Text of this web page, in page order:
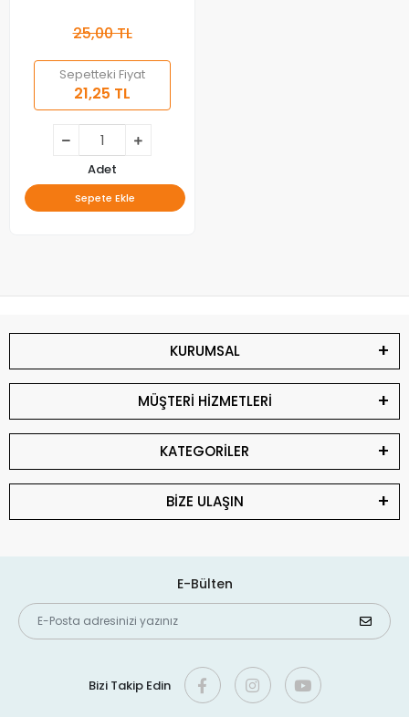
25,00 TL
Sepetteki Fiyat
21,25 TL
Adet
Sepete Ekle
KURUMSAL
MÜŞTERİ HİZMETLERİ
KATEGORİLER
BİZE ULAŞIN
E-Bülten
Bizi Takip Edin